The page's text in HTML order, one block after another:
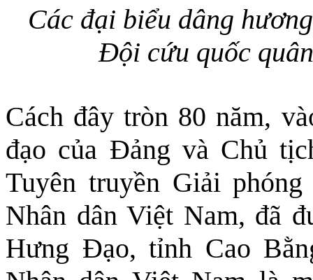
Các đại biểu dâng
Đội cứu quốc
Cách đây tròn 80 năm,
đạo của Đảng và Chủ
Tuyên truyền Giải
Nhân dân Việt Nam, đã
Hưng Đạo, tỉnh Cao